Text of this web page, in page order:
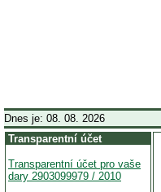
Dnes je: 08. 08. 2026
Transparentní účet
Transparentní účet pro vaše
dary 2903099979 / 2010